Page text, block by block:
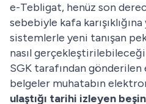
e-Tebligat, henüz son
sebebiyle kafa
sistemlerle yeni tanışan
nasıl gerçekleştirilebileceği
SGK tarafından
belgeler muhatabın
ulaştığı tarihi izleyen